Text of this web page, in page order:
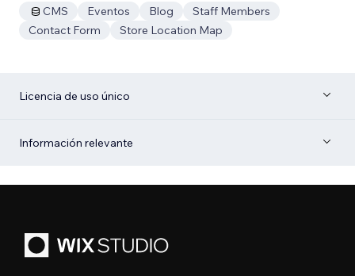
CMS
Eventos Blog
Staff Members
Contact Form
Store Location Map
Licencia de uso único
Información relevante